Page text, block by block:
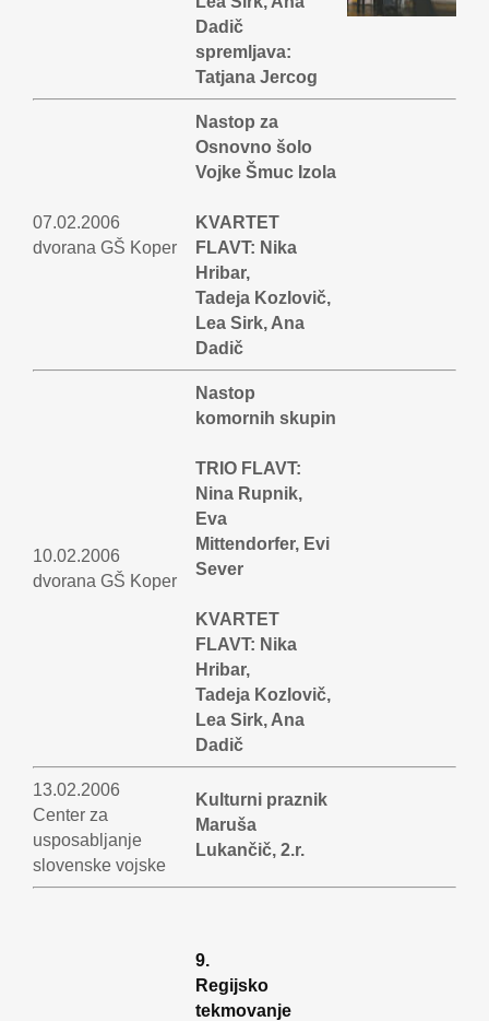
Dadič
spremljava:
Tatjana Jercog
07.02.2006
dvorana GŠ Koper
Nastop za
Osnovno šolo
Vojke Šmuc Izola
KVARTET
FLAVT: Nika
Hribar,
Tadeja Kozlovič,
Lea Sirk, Ana
Dadič
10.02.2006
dvorana GŠ Koper
Nastop
komornih skupin
TRIO FLAVT:
Nina Rupnik,
Eva
Mittendorfer, Evi
Sever
KVARTET
FLAVT: Nika
Hribar,
Tadeja Kozlovič,
Lea Sirk, Ana
Dadič
13.02.2006
Center za
usposabljanje
slovenske vojske
Kulturni praznik
Maruša
Lukančič, 2.r.
9.
Regijsko
tekmovanje